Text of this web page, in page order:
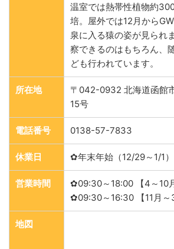
温室では熱帯性植物約
培。屋外では12月から
泉に入る猿の姿が見られ
察できるのはもちろん、
ども行われています。
所在地
〒042-0932 北海道函館
15号
電話番号 0138-57-7833
休業日 ✿年末年始（12/29～1/1）
営業時間
✿09:30～18:00 【4～10
✿09:30～16:30 【11月～3
地図